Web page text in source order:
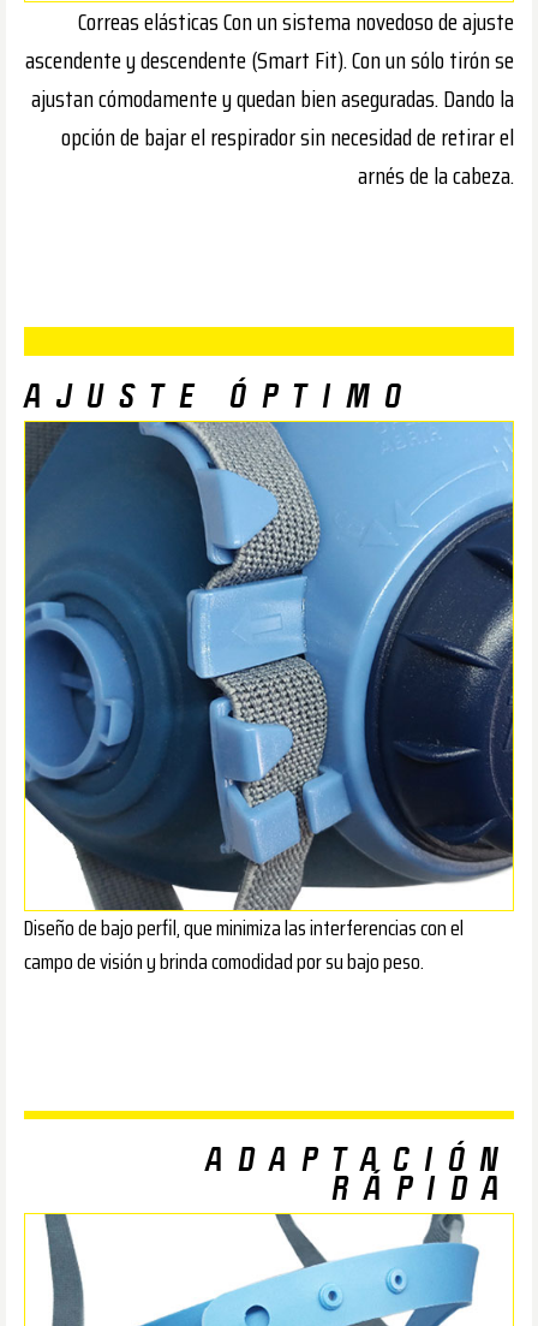
Correas elásticas Con un sistema novedoso de ajuste
ascendente y descendente (Smart Fit). Con un sólo tirón se
ajustan cómodamente y quedan bien aseguradas. Dando la
opción de bajar el respirador sin necesidad de retirar el
arnés de la cabeza.
AJUSTE ÓPTIMO
Diseño de bajo perfil, que minimiza las interferencias con el
campo de visión y brinda comodidad por su bajo peso.
ADAPTACIÓN
RÁPIDA